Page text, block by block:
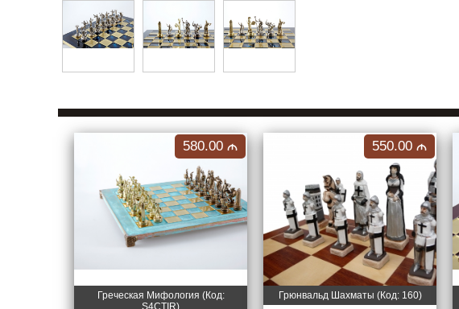
580.00 M
Греческая Мифология (Код:
S4CTIR)
550.00 M
Грюнвальд Шахматы (Код: 160)